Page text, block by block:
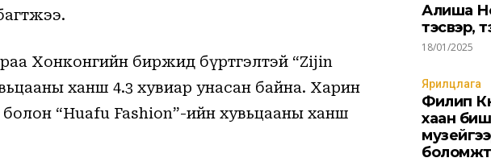
өдрийн мэдээ, мэдээллийг
БҮРТГҮҮЛЭХ
үйлчилгээний нөхцөлүүдтэйтанилцсан.
Хонконгийн биржид бүртгэлтэй “Zijin
ханш 4.3 хувиар унасан байна. Харин
“Huafu Fashion”-ийн хувьцааны ханш
Алиша
тэсвэр,
18/01/2025
Ярилцлага
Филип
хаан биш